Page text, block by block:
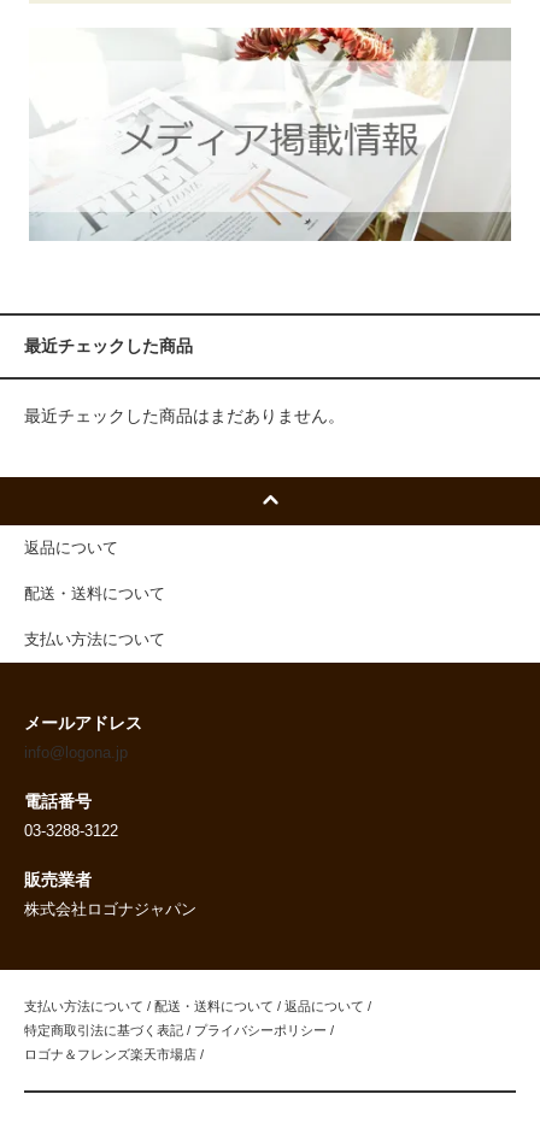
最近チェックした商品
最近チェックした商品はまだありません。
返品について
配送・送料について
支払い方法について
メールアドレス
info@logona.jp
電話番号
03-3288-3122
販売業者
株式会社ロゴナジャパン
支払い方法について / 配送・送料について / 返品について /
特定商取引法に基づく表記 / プライバシーポリシー /
ロゴナ＆フレンズ楽天市場店 /